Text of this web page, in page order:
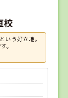
校
いう好立地。
。